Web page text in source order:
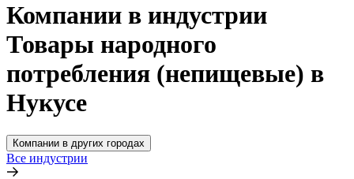
Компании в индустрии
Товары народного
потребления (непищевые) в
Нукусе
Компании в других городах
Все индустрии